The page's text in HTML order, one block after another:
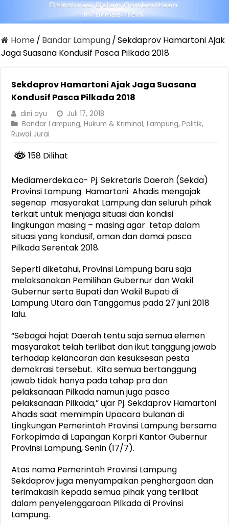
Home / Bandar Lampung/Sekdaprov Hamartoni Ajak
Jaga Suasana Kondusif Pasca Pilkada 2018
Sekdaprov Hamartoni Ajak Jaga Suasana
Kondusif Pasca Pilkada 2018
dini ayu
Juli 17, 2018
Bandar Lampung,Hukum & Kriminal,Lampung,Politik,
Ruwai Jurai
158 Dilihat
Mediamerdeka.co- Pj. Sekretaris Daerah (Sekda)
Provinsi Lampung Hamartoni Ahadis mengajak
segenap masyarakat Lampung dan seluruh pihak
terkait untuk menjaga situasi dan kondisi
lingkungan masing – masing agar tetap dalam
situasi yang kondusif, aman dan damai pasca
Pilkada Serentak 2018.
Seperti diketahui, Provinsi Lampung baru saja
melaksanakan Pemilihan Gubernur dan Wakil
Gubernur serta Bupati dan Wakil Bupati di
Lampung Utara dan Tanggamus pada 27 juni 2018
lalu.
“Sebagai hajat Daerah tentu saja semua elemen
masyarakat telah terlibat dan ikut tanggung jawab
terhadap kelancaran dan kesuksesan pesta
demokrasi tersebut. Kita semua bertanggung
jawab tidak hanya pada tahap pra dan
pelaksanaan Pilkada namun juga pasca
pelaksanaan Pilkada,” ujar Pj. Sekdaprov Hamartoni
Ahadis saat memimpin Upacara bulanan di
Lingkungan Pemerintah Provinsi Lampung bersama
Forkopimda di Lapangan Korpri Kantor Gubernur
Provinsi Lampung, Senin (17/7).
Atas nama Pemerintah Provinsi Lampung
Sekdaprov juga menyampaikan penghargaan dan
terimakasih kepada semua pihak yang terlibat
dalam penyelenggaraan Pilkada di Provinsi
Lampung.